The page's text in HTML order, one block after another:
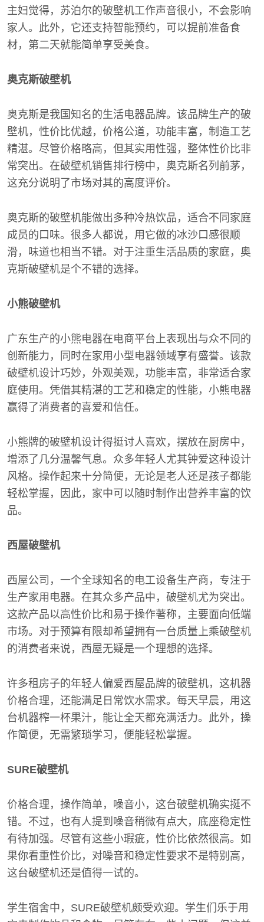
主妇觉得，苏泊尔的破壁机工作声音很小，不会影响
家人。此外，它还支持智能预约，可以提前准备食
材，第二天就能简单享受美食。
奥克斯破壁机
奥克斯是我国知名的生活电器品牌。该品牌生产的破
壁机，性价比优越，价格公道，功能丰富，制造工艺
精湛。尽管价格略高，但其实用性强，整体性价比非
常突出。在破壁机销售排行榜中，奥克斯名列前茅，
这充分说明了市场对其的高度评价。
奥克斯的破壁机能做出多种冷热饮品，适合不同家庭
成员的口味。很多人都说，用它做的冰沙口感很顺
滑，味道也相当不错。对于注重生活品质的家庭，奥
克斯破壁机是个不错的选择。
小熊破壁机
广东生产的小熊电器在电商平台上表现出与众不同的
创新能力，同时在家用小型电器领域享有盛誉。该款
破壁机设计巧妙，外观美观，功能丰富，非常适合家
庭使用。凭借其精湛的工艺和稳定的性能，小熊电器
赢得了消费者的喜爱和信任。
小熊牌的破壁机设计得挺讨人喜欢，摆放在厨房中，
增添了几分温馨气息。众多年轻人尤其钟爱这种设计
风格。操作起来十分简便，无论是老人还是孩子都能
轻松掌握，因此，家中可以随时制作出营养丰富的饮
品。
西屋破壁机
西屋公司，一个全球知名的电工设备生产商，专注于
生产家用电器。在其众多产品中，破壁机尤为突出。
这款产品以高性价比和易于操作著称，主要面向低端
市场。对于预算有限却希望拥有一台质量上乘破壁机
的消费者来说，西屋无疑是一个理想的选择。
许多租房子的年轻人偏爱西屋品牌的破壁机，这机器
价格合理，还能满足日常饮水需求。每天早晨，用这
台机器榨一杯果汁，能让全天都充满活力。此外，操
作简便，无需繁琐学习，便能轻松掌握。
SURE破壁机
价格合理，操作简单，噪音小，这台破壁机确实挺不
错。不过，也有人提到噪音稍微有点大，底座稳定性
有待加强。尽管有这些小瑕疵，性价比依然很高。如
果你看重性价比，对噪音和稳定性要求不是特别高，
这台破壁机还是值得一试的。
学生宿舍中，SURE破壁机颇受欢迎。学生们乐于用